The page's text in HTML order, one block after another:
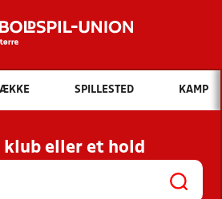
Hvad vil du søge efter?
INDHOLD OG NYHEDER
KLUBBER OG
HOLD
SPILLESTED KAMP
klub eller et hold